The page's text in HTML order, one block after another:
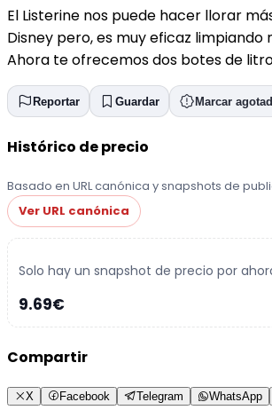
El Listerine nos puede hacer llorar
Disney pero, es muy eficaz limpiando
Ahora te ofrecemos dos botes de
Reportar Guardar Marcar
Histórico de precio
Basado en URL canónica y snapshots de
Ver URL canónica
Solo hay un snapshot de precio por
9.69€
Compartir
X Facebook Telegram WhatsApp